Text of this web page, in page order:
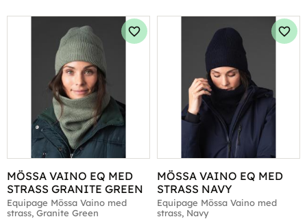
MÖSSA VAINO EQ MED
STRASS GRANITE GREEN
Equipage Mössa Vaino med
strass, Granite Green
Lägg till i favoriter
MÖSSA VAINO EQ MED
STRASS NAVY
Equipage Mössa Vaino med
strass, Navy